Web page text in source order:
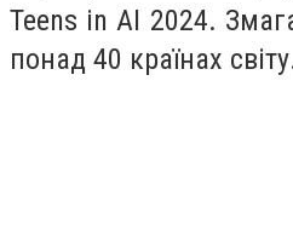
Teens in AI 2024.
понад 40 країнах